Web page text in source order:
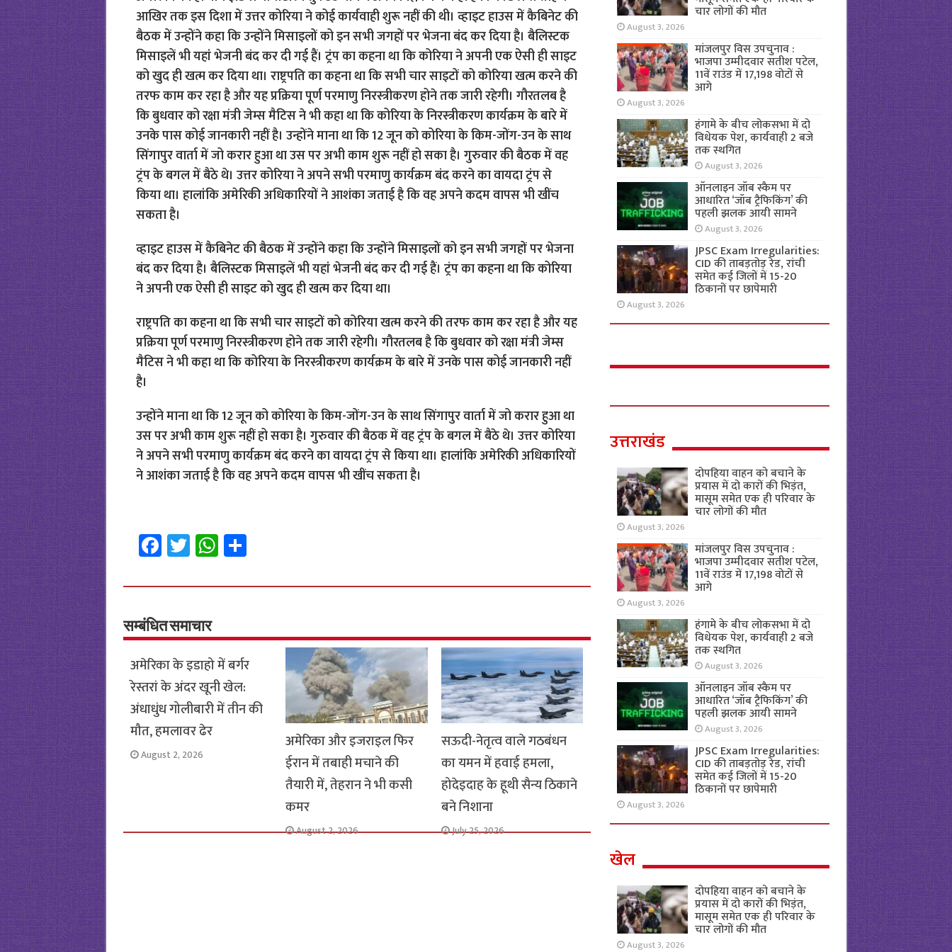
व्हाइट हाउस में कैबिनेट की बैठक में उन्होंने कहा कि उन्होंने मिसाइलों को इन सभी जगहों पर भेजना
बंद कर दिया है। बैलिस्टक मिसाइलें भी यहां भेजनी बंद कर दी गई हैं। ट्रंप का कहना था कि कोरिया
ने अपनी एक ऐसी ही साइट को खुद ही खत्म कर दिया था।
राष्ट्रपति का कहना था कि सभी चार साइटों को कोरिया खत्म करने की तरफ काम कर रहा है और यह
प्रक्रिया पूर्ण परमाणु निरस्त्रीकरण होने तक जारी रहेगी। गौरतलब है कि बुधवार को रक्षा मंत्री जेम्स
मैटिस ने भी कहा था कि कोरिया के निरस्त्रीकरण कार्यक्रम के बारे में उनके पास कोई जानकारी नहीं
है।
उन्होंने माना था कि 12 जून को कोरिया के किम-जोंग-उन के साथ सिंगापुर वार्ता में जो करार हुआ था
उस पर अभी काम शुरू नहीं हो सका है। गुरुवार की बैठक में वह ट्रंप के बगल में बैठे थे। उत्तर कोरिया
ने अपने सभी परमाणु कार्यक्रम बंद करने का वायदा ट्रंप से किया था। हालांकि अमेरिकी अधिकारियों
ने आशंका जताई है कि वह अपने कदम वापस भी खींच सकता है।
Fa
ce
b
o
o
k
T
wi
tt
er
W
h
at
p
p
S
h
ar
सम्बंधित समाचार
अमेरिका के इडाहो में बर्गर
रेस्तरां के अंदर खूनी खेल:
अंधाधुंध गोलीबारी में तीन की
मौत, हमलावर ढेर
August 2, 2026
अमेरिका और इजराइल फिर
ईरान में तबाही मचाने की
तैयारी में, तेहरान ने भी कसी
कमर
August 2, 2026
सऊदी-नेतृत्व वाले गठबंधन
का यमन में हवाई हमला,
होदेइदाह के हूथी सैन्य ठिकाने
बने निशाना
July 25, 2026
चार लोगों की मौत
August 3, 2026
मांजलपुर विस उपचुनाव :
भाजपा उम्मीदवार सतीश पटेल,
11वें राउंड में 17,198 वोटों से
आगे
August 3, 2026
हंगामे के बीच लोकसभा में दो
विधेयक पेश, कार्यवाही 2 बजे
तक स्थगित
August 3, 2026
ऑनलाइन जॉब स्कैम पर
आधारित ‘जॉब ट्रैफिकिंग’ की
पहली झलक आयी सामने
August 3, 2026
JPSC Exam Irregularities:
CID की ताबड़तोड़ रेड, रांची
समेत कई जिलों में 15-20
ठिकानों पर छापेमारी
August 3, 2026
उत्तराखंड
दोपहिया वाहन को बचाने के
प्रयास में दो कारों की भिड़ंत,
मासूम समेत एक ही परिवार के
चार लोगों की मौत
August 3, 2026
मांजलपुर विस उपचुनाव :
भाजपा उम्मीदवार सतीश पटेल,
11वें राउंड में 17,198 वोटों से
आगे
August 3, 2026
हंगामे के बीच लोकसभा में दो
विधेयक पेश, कार्यवाही 2 बजे
तक स्थगित
August 3, 2026
ऑनलाइन जॉब स्कैम पर
आधारित ‘जॉब ट्रैफिकिंग’ की
पहली झलक आयी सामने
August 3, 2026
JPSC Exam Irregularities:
CID की ताबड़तोड़ रेड, रांची
समेत कई जिलों में 15-20
ठिकानों पर छापेमारी
August 3, 2026
खेल
दोपहिया वाहन को बचाने के
प्रयास में दो कारों की भिड़ंत,
मासूम समेत एक ही परिवार के
चार लोगों की मौत
August 3, 2026